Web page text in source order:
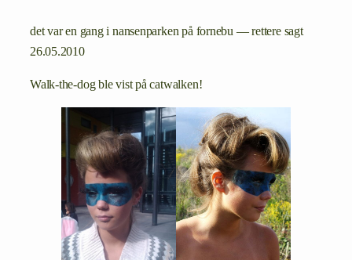
det var en gang i nansenparken på fornebu — rettere sagt
26.05.2010
Walk-the-dog ble vist på catwalken!